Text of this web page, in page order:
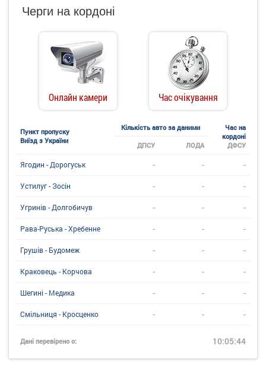
Черги на кордоні
Онлайн камери Час очікування
Пункт пропуску
Виїзд з України
Кількість авто за даними
Час на
кордоні
ДФСУ
ДПСУ ЛОДА
Ягодин - Дорогуськ - - -
Устилуг - Зосін - - -
Угринiв - Долгобичув - - -
Рава-Руська - Хребенне - - -
Грушів - Будомеж - - -
Краковець - Корчова - - -
Шегині - Медика - - -
Смільниця - Кросценко - - -
Дані перевірено о: 10:05:44